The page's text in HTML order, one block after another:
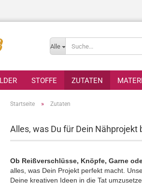
Alle
STOFFE ZUTATEN
Startseite » Zutaten
Alles, was Du für Dein
Ob Reißverschlüsse, Knöpfe, Garne
alles, was Dein Projekt perfekt macht.
Deine kreativen Ideen in die Tat